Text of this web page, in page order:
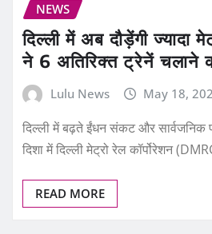
NEWS
दिल्ली में अब दौड़ेंगी ज्यादा
ने 6 अतिरिक्त ट्रेनें चलाने
Lulu News May 18,
दिल्ली में बढ़ते ईंधन संकट और सार्वजनिक
दिशा में दिल्ली मेट्रो रेल कॉर्पोरेशन
READ MORE